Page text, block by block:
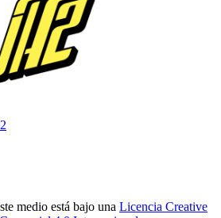
medio está bajo una Licencia Creative